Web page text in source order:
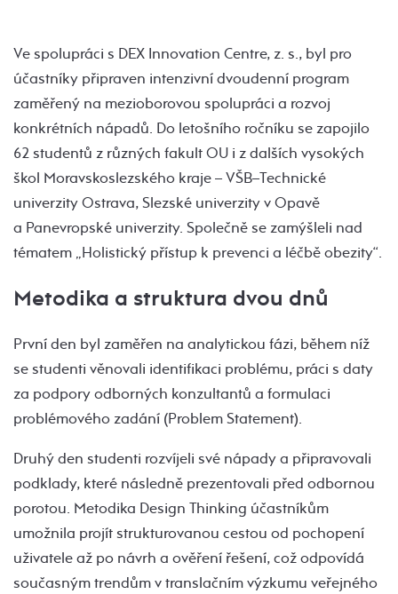
Ve spolupráci s DEX Innovation Centre, z. s., byl pro
účastníky připraven intenzivní dvoudenní program
zaměřený na mezioborovou spolupráci a rozvoj
konkrétních nápadů. Do letošního ročníku se zapojilo
62 studentů z různých fakult OU i z dalších vysokých
škol Moravskoslezského kraje – VŠB–Technické
univerzity Ostrava, Slezské univerzity v Opavě
a Panevropské univerzity. Společně se zamýšleli nad
tématem „Holistický přístup k prevenci a léčbě obezity“.
Metodika a struktura dvou dnů
První den byl zaměřen na analytickou fázi, během níž
se studenti věnovali identifikaci problému, práci s daty
za podpory odborných konzultantů a formulaci
problémového zadání (Problem Statement).
Druhý den studenti rozvíjeli své nápady a připravovali
podklady, které následně prezentovali před odbornou
porotou. Metodika Design Thinking účastníkům
umožnila projít strukturovanou cestou od pochopení
uživatele až po návrh a ověření řešení, což odpovídá
současným trendům v translačním výzkumu veřejného